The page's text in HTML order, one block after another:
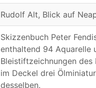
Rudolf Alt, Blick auf
Skizzenbuch Peter
enthaltend 94 Aquarelle
Bleistiftzeichnungen des
im Deckel drei
desselben.